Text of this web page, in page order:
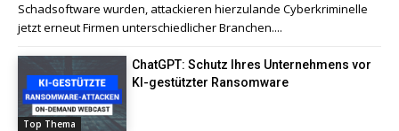
Schadsoftware wurden, attackieren hierzulande Cyberkriminelle
jetzt erneut Firmen unterschiedlicher Branchen....
Top Thema
ChatGPT: Schutz Ihres Unternehmens vor
KI-gestützter Ransomware